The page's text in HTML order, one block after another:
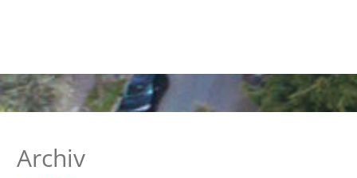
Archiv